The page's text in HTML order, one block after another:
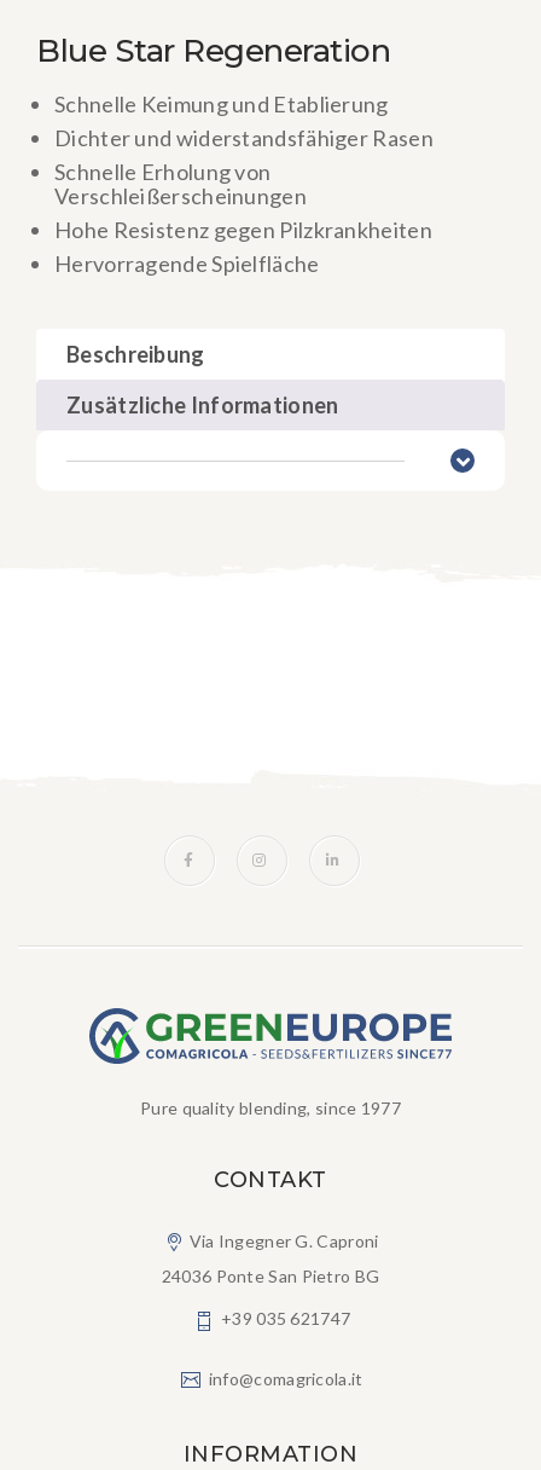
Blue Star Regeneration
Schnelle Keimung und Etablierung
Dichter und widerstandsfähiger Rasen
Schnelle Erholung von
Verschleißerscheinungen
Hohe Resistenz gegen Pilzkrankheiten
Hervorragende Spielfläche
Beschreibung
Zusätzliche Informationen
Pure quality blending, since 1977
CONTAKT
Via Ingegner G. Caproni
24036 Ponte San Pietro BG
+39 035 621747
info@comagricola.it
INFORMATION